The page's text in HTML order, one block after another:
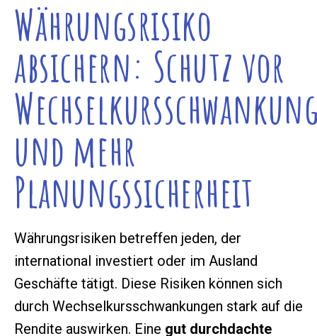
Währungsrisiko
absichern: Schutz vor
und mehr
Planungssicherheit
Währungsrisiken betreffen jeden, der
international investiert oder im Ausland
Geschäfte tätigt. Diese Risiken können sich
durch Wechselkursschwankungen stark auf die
Rendite auswirken. Eine gut durchdachte